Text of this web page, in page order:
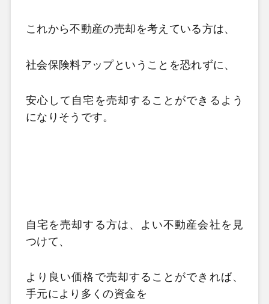
これから不動産の売却を考えている方は、
社会保険料アップということを恐れずに、
安心して自宅を売却することができるよう
になりそうです。
自宅を売却する方は、よい不動産会社を見
つけて、
より良い価格で売却することができれば、
手元により多くの資金を